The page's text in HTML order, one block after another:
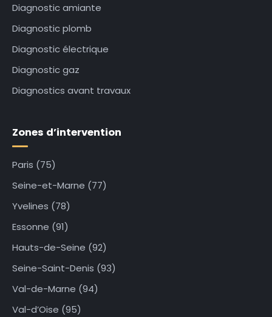
Diagnostic amiante
Diagnostic plomb
Diagnostic électrique
Diagnostic gaz
Diagnostics avant travaux
Zones d’intervention
Paris (75)
Seine-et-Marne (77)
Yvelines (78)
Essonne (91)
Hauts-de-Seine (92)
Seine-Saint-Denis (93)
Val-de-Marne (94)
Val-d’Oise (95)